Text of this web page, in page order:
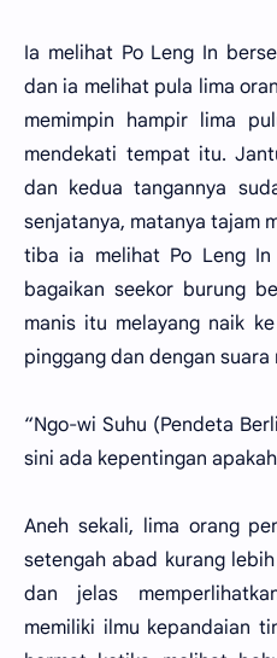
Ia melihat Po Leng In
dan ia melihat pula lima
memimpin hampir lima
mendekati tempat itu.
dan kedua tangannya
senjatanya, matanya tajam
tiba ia melihat Po Leng In
bagaikan seekor burung
manis itu melayang naik
pinggang dan dengan
“Ngo-wi Suhu (Pendeta
sini ada kepentingan
Aneh sekali, lima orang
setengah abad kurang
dan jelas
memiliki ilmu kepandaian